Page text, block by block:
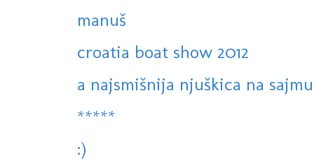
manuš
croatia boat show 2012
a najsmišnija njuškica na
*****
:)